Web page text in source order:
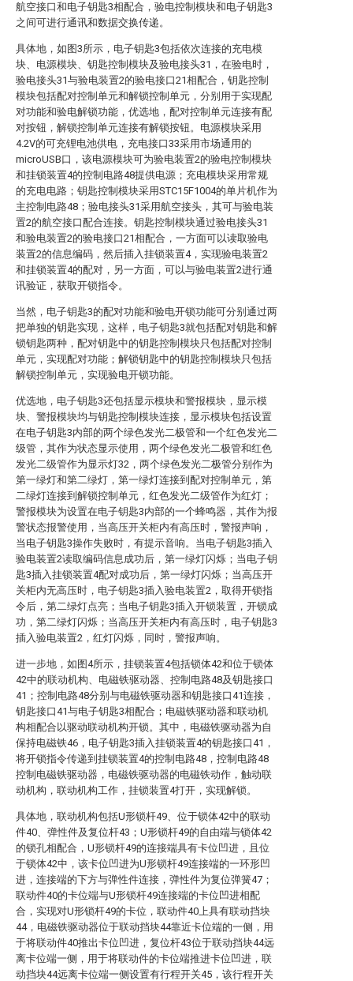
航空接口和电子钥匙3相配合，验电控制模块和电子钥匙3
之间可进行通讯和数据交换传递。
具体地，如图3所示，电子钥匙3包括依次连接的充电模
块、电源模块、钥匙控制模块及验电接头31，在验电时，
验电接头31与验电装置2的验电接口21相配合，钥匙控制
模块包括配对控制单元和解锁控制单元，分别用于实现配
对功能和验电解锁功能，优选地，配对控制单元连接有配
对按钮，解锁控制单元连接有解锁按钮。电源模块采用
4.2V的可充锂电池供电，充电接口33采用市场通用的
microUSB口，该电源模块可为验电装置2的验电控制模块
和挂锁装置4的控制电路48提供电源；充电模块采用常规
的充电电路；钥匙控制模块采用STC15F1004的单片机作为
主控制电路48；验电接头31采用航空接头，其可与验电装
置2的航空接口配合连接。钥匙控制模块通过验电接头31
和验电装置2的验电接口21相配合，一方面可以读取验电
装置2的信息编码，然后插入挂锁装置4，实现验电装置2
和挂锁装置4的配对，另一方面，可以与验电装置2进行通
讯验证，获取开锁指令。
当然，电子钥匙3的配对功能和验电开锁功能可分别通过两
把单独的钥匙实现，这样，电子钥匙3就包括配对钥匙和解
锁钥匙两种，配对钥匙中的钥匙控制模块只包括配对控制
单元，实现配对功能；解锁钥匙中的钥匙控制模块只包括
解锁控制单元，实现验电开锁功能。
优选地，电子钥匙3还包括显示模块和警报模块，显示模
块、警报模块均与钥匙控制模块连接，显示模块包括设置
在电子钥匙3内部的两个绿色发光二极管和一个红色发光二
级管，其作为状态显示使用，两个绿色发光二极管和红色
发光二级管作为显示灯32，两个绿色发光二极管分别作为
第一绿灯和第二绿灯，第一绿灯连接到配对控制单元，第
二绿灯连接到解锁控制单元，红色发光二级管作为红灯；
警报模块为设置在电子钥匙3内部的一个蜂鸣器，其作为报
警状态报警使用，当高压开关柜内有高压时，警报声响，
当电子钥匙3操作失败时，有提示音响。当电子钥匙3插入
验电装置2读取编码信息成功后，第一绿灯闪烁；当电子钥
匙3插入挂锁装置4配对成功后，第一绿灯闪烁；当高压开
关柜内无高压时，电子钥匙3插入验电装置2，取得开锁指
令后，第二绿灯点亮；当电子钥匙3插入开锁装置，开锁成
功，第二绿灯闪烁；当高压开关柜内有高压时，电子钥匙3
插入验电装置2，红灯闪烁，同时，警报声响。
进一步地，如图4所示，挂锁装置4包括锁体42和位于锁体
42中的联动机构、电磁铁驱动器、控制电路48及钥匙接口
41；控制电路48分别与电磁铁驱动器和钥匙接口41连接，
钥匙接口41与电子钥匙3相配合；电磁铁驱动器和联动机
构相配合以驱动联动机构开锁。其中，电磁铁驱动器为自
保持电磁铁46，电子钥匙3插入挂锁装置4的钥匙接口41，
将开锁指令传递到挂锁装置4的控制电路48，控制电路48
控制电磁铁驱动器，电磁铁驱动器的电磁铁动作，触动联
动机构，联动机构工作，挂锁装置4打开，实现解锁。
具体地，联动机构包括U形锁杆49、位于锁体42中的联动
件40、弹性件及复位杆43；U形锁杆49的自由端与锁体42
的锁孔相配合，U形锁杆49的连接端具有卡位凹进，且位
于锁体42中，该卡位凹进为U形锁杆49连接端的一环形凹
进，连接端的下方与弹性件连接，弹性件为复位弹簧47；
联动件40的卡位端与U形锁杆49连接端的卡位凹进相配
合，实现对U形锁杆49的卡位，联动件40上具有联动挡块
44，电磁铁驱动器位于联动挡块44靠近卡位端的一侧，用
于将联动件40推出卡位凹进，复位杆43位于联动挡块44远
离卡位端一侧，用于将联动件的卡位端推进卡位凹进，联
动挡块44远离卡位端一侧设置有行程开关45，该行程开关